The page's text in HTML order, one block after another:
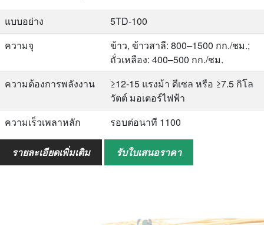
แบบอย่าง
5TD-100
ความจุ
ข้าว, ข้าวสาลี: 800–1500 กก./ชม.;
ถั่วเหลือง: 400–500 กก./ชม.
ความต้องการพลังงาน
≥12-15 แรงม้า ดีเซล หรือ ≥7.5 กิโล
วัตต์ มอเตอร์ไฟฟ้า
ความเร็วเพลาหลัก
รอบต่อนาที 1100
ความเร็วพัดลม
รอบต่อนาที 2500 (พัดลมคู่)
รายละเอียดเพิ่มเติม รับใบเสนอราคา